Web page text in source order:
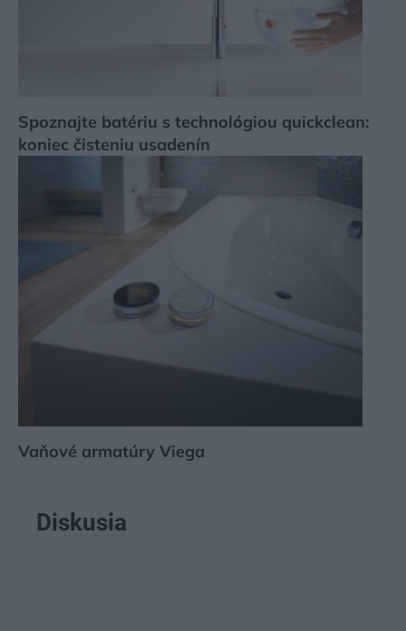
Spoznajte batériu s technológiou quickclean:
koniec čisteniu usadenín
Vaňové armatúry Viega
Diskusia